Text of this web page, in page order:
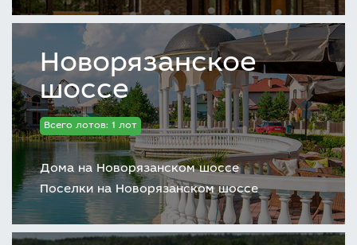
Новорязанское
шоссе
Всего лотов: 1 лот
Дома на Новорязанском шоссе
Поселки на Новорязанском шоссе